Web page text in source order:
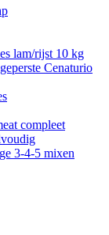
lam/rijst 10 kg
Cenaturio
compleet
3-4-5 mixen